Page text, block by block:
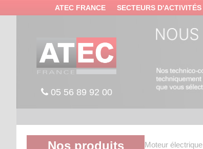
ATEC FRANCE SECTEURS D'ACTIVITÉS
05 56 89 92 00
Nos produits Moteur électrique
Panneau de gestion des cookies